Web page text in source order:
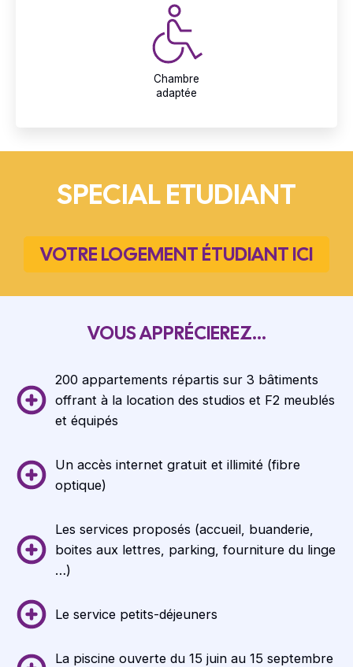
Chambre
adaptée
SPECIAL ETUDIANT
VOTRE LOGEMENT ÉTUDIANT ICI
VOUS APPRÉCIEREZ...
200 appartements répartis sur 3 bâtiments
offrant à la location des studios et F2 meublés
et équipés
Un accès internet gratuit et illimité (fibre
optique)
Les services proposés (accueil, buanderie,
boites aux lettres, parking, fourniture du linge
…)
Le service petits-déjeuners
La piscine ouverte du 15 juin au 15 septembre